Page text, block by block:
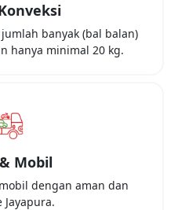
banyak (bal balan)
hanya minimal 20 kg.
Mobil
dengan aman dan
Jayapura.